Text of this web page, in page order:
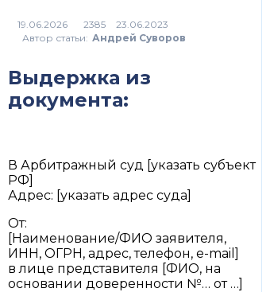
2385
Автор статьи: Андрей Суворов
Выдержка из
документа:
В Арбитражный суд [указать субъект
РФ]
Адрес: [указать адрес суда]
От:
[Наименование/ФИО заявителя,
ИНН, ОГРН, адрес, телефон, e-mail]
в лице представителя [ФИО, на
основании доверенности №… от …]